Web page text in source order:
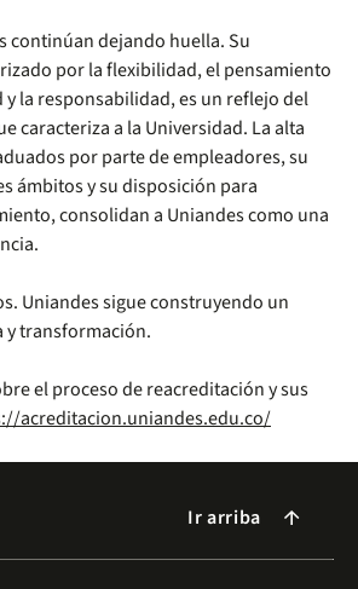
continúan dejando huella. Su
por la flexibilidad, el pensamiento
la responsabilidad, es un reflejo del
caracteriza a la Universidad. La alta
por parte de empleadores, su
ámbitos y su disposición para
consolidan a Uniandes como una
Uniandes sigue construyendo un
y transformación.
el proceso de reacreditación y sus
acreditacion.uniandes.edu.co/
Ir arriba arrow_forward